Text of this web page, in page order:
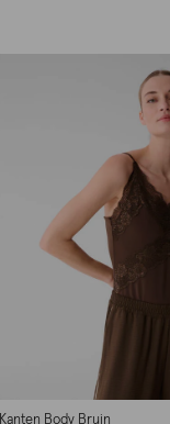
Kanten Body Bruin